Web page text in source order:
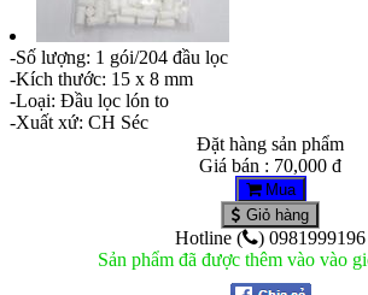
-Số lượng: 1 gói/204 đầu lọc
-Kích thước: 15 x 8 mm
-Loại: Đầu lọc lón to
-Xuất xứ: CH Séc
Đặt hàng sản phẩm
Giá bán : 70,000 đ
Mua
Giỏ hàng
Hotline (
) 0981999196
Sản phẩm đã được thêm vào vào